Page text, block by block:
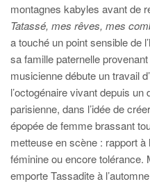
montagnes kabyles avant de
Tatassé, mes rêves, mes
a touché un point sensible de
sa famille paternelle
musicienne débute un travail
l’octogénaire vivant depuis
parisienne, dans l’idée de
épopée de femme brassant
metteuse en scène : rapport
féminine ou encore tolérance.
emporte Tassadite à